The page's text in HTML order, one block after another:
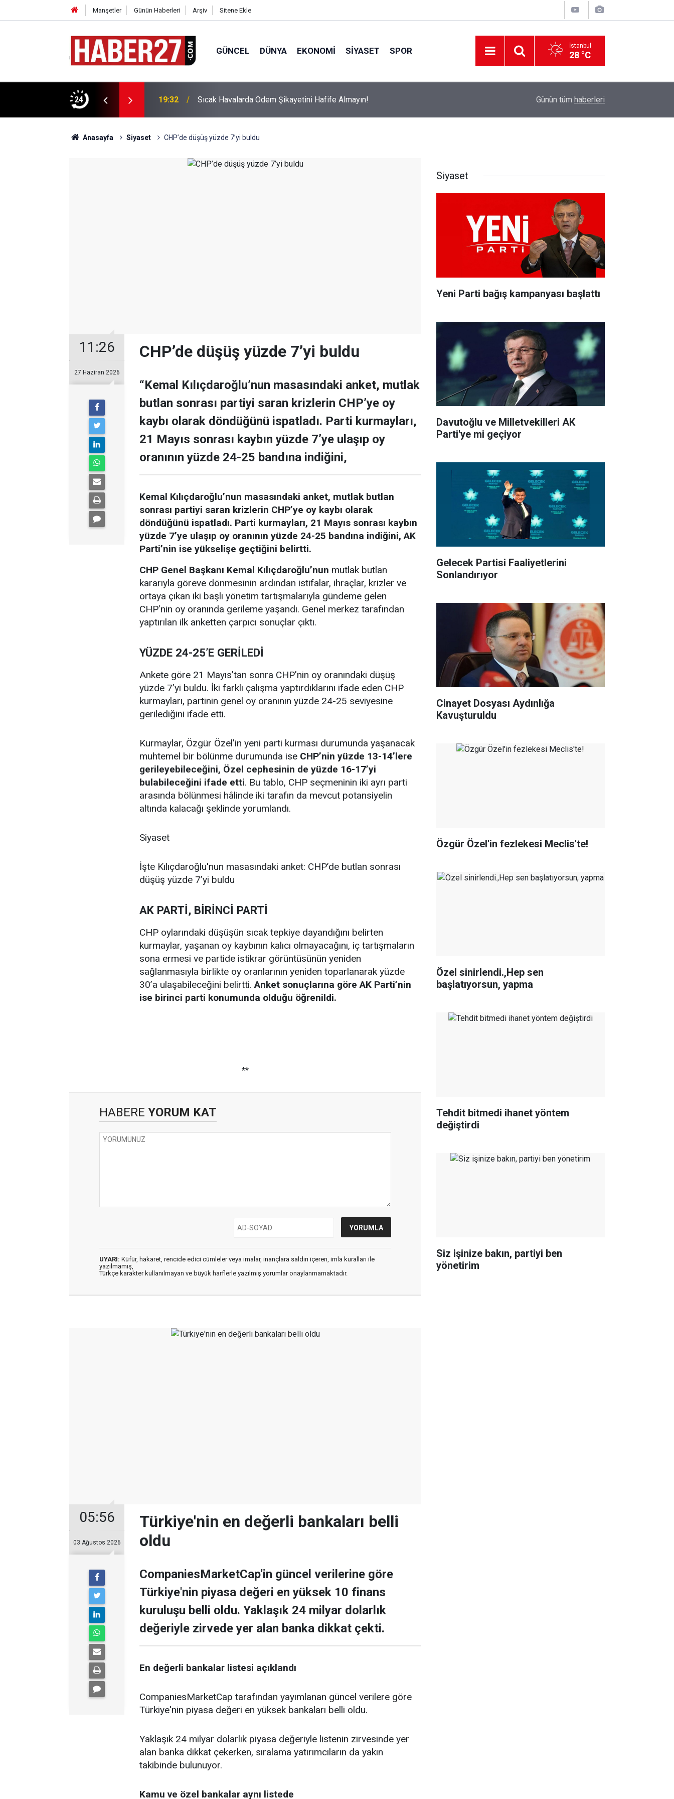
Manşetler Günün Haberleri Arşiv Sitene Ekle
GÜNCEL DÜNYA EKONOMI SIYASET SPOR İstanbul
28 °C
24 19:32 Sıcak Havalarda Ödem Şikayetini Hafife Almayın! İzmir 112’de Kan Donduran İddialar!
Günün tüm haberleri
Anasayfa Siyaset CHP’de düşüş yüzde 7’yi buldu
11:26
27 Haziran 2026
CHP’de düşüş yüzde 7’yi buldu
“Kemal Kılıçdaroğlu’nun masasındaki anket, mutlak
butlan sonrası partiyi saran krizlerin CHP’ye oy
kaybı olarak döndüğünü ispatladı. Parti kurmayları,
21 Mayıs sonrası kaybın yüzde 7’ye ulaşıp oy
oranının yüzde 24-25 bandına indiğini,
Kemal Kılıçdaroğlu’nun masasındaki anket, mutlak butlan
sonrası partiyi saran krizlerin CHP’ye oy kaybı olarak
döndüğünü ispatladı. Parti kurmayları, 21 Mayıs sonrası kaybın
yüzde 7’ye ulaşıp oy oranının yüzde 24-25 bandına indiğini, AK
Parti’nin ise yükselişe geçtiğini belirtti.
CHP Genel Başkanı Kemal Kılıçdaroğlu’nun mutlak butlan
kararıyla göreve dönmesinin ardından istifalar, ihraçlar, krizler ve
ortaya çıkan iki başlı yönetim tartışmalarıyla gündeme gelen
CHP’nin oy oranında gerileme yaşandı. Genel merkez tarafından
yaptırılan ilk anketten çarpıcı sonuçlar çıktı.
YÜZDE 24-25’E GERİLEDİ
Ankete göre 21 Mayıs’tan sonra CHP’nin oy oranındaki düşüş
yüzde 7’yi buldu. İki farklı çalışma yaptırdıklarını ifade eden CHP
kurmayları, partinin genel oy oranının yüzde 24-25 seviyesine
gerilediğini ifade etti.
Kurmaylar, Özgür Özel’in yeni parti kurması durumunda yaşanacak
muhtemel bir bölünme durumunda ise CHP’nin yüzde 13-14’lere
gerileyebileceğini, Özel cephesinin de yüzde 16-17’yi
bulabileceğini ifade etti. Bu tablo, CHP seçmeninin iki ayrı parti
arasında bölünmesi hâlinde iki tarafın da mevcut potansiyelin
altında kalacağı şeklinde yorumlandı.
Siyaset
İşte Kılıçdaroğlu'nun masasındaki anket: CHP’de butlan sonrası
düşüş yüzde 7’yi buldu
AK PARTİ, BİRİNCİ PARTİ
CHP oylarındaki düşüşün sıcak tepkiye dayandığını belirten
kurmaylar, yaşanan oy kaybının kalıcı olmayacağını, iç tartışmaların
sona ermesi ve partide istikrar görüntüsünün yeniden
sağlanmasıyla birlikte oy oranlarının yeniden toparlanarak yüzde
30’a ulaşabileceğini belirtti. Anket sonuçlarına göre AK Parti’nin
ise birinci parti konumunda olduğu öğrenildi.
**
HABERE YORUM KAT
UYARI: Küfür, hakaret, rencide edici cümleler veya imalar, inançlara saldırı içeren, imla kuralları ile
yazılmamış,
Türkçe karakter kullanılmayan ve büyük harflerle yazılmış yorumlar onaylanmamaktadır.
05:56
03 Ağustos 2026
Türkiye'nin en değerli bankaları belli
oldu
CompaniesMarketCap'in güncel verilerine göre
Türkiye'nin piyasa değeri en yüksek 10 finans
kuruluşu belli oldu. Yaklaşık 24 milyar dolarlık
değeriyle zirvede yer alan banka dikkat çekti.
En değerli bankalar listesi açıklandı
CompaniesMarketCap tarafından yayımlanan güncel verilere göre
Türkiye'nin piyasa değeri en yüksek bankaları belli oldu.
Yaklaşık 24 milyar dolarlık piyasa değeriyle listenin zirvesinde yer
alan banka dikkat çekerken, sıralama yatırımcıların da yakın
takibinde bulunuyor.
Kamu ve özel bankalar aynı listede
Siyaset
Yeni Parti bağış kampanyası başlattı
Davutoğlu ve Milletvekilleri AK
Parti'ye mi geçiyor
Gelecek Partisi Faaliyetlerini
Sonlandırıyor
Cinayet Dosyası Aydınlığa
Kavuşturuldu
Özgür Özel'in fezlekesi Meclis'te!
Özel sinirlendi.,Hep sen
başlatıyorsun, yapma
Tehdit bitmedi ihanet yöntem
değiştirdi
Siz işinize bakın, partiyi ben
yönetirim